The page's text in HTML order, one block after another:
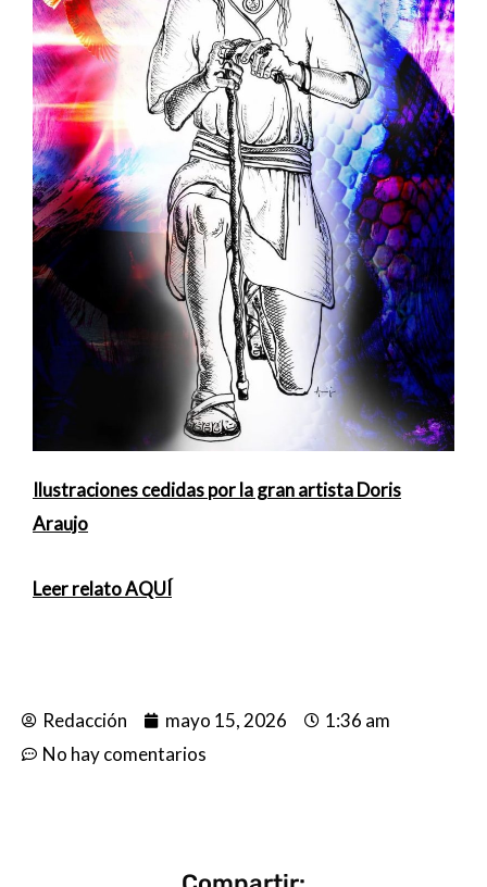
Ilustraciones cedidas por la gran artista Doris
Araujo
Leer relato AQUÍ
Redacción mayo 15, 2026
1:36 am
No hay comentarios